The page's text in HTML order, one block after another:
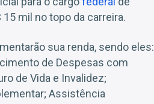
mil no topo da carreira.
sua renda, sendo eles:
de Despesas com
de Vida e Invalidez;
Assistência